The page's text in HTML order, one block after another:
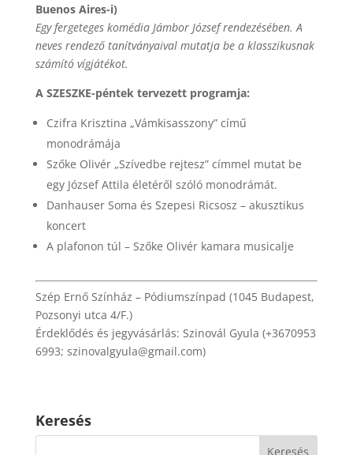
Buenos Aires-i)
Egy fergeteges komédia Jámbor József rendezésében. A
neves rendező tanítványaival mutatja be a klasszikusnak
számító vígjátékot.
A SZESZKE-péntek tervezett programja:
Czifra Krisztina „Vámkisasszony” című
monodrámája
Szőke Olivér „Szívedbe rejtesz” címmel mutat be
egy József Attila életéről szóló monodrámát.
Danhauser Soma és Szepesi Ricsosz – akusztikus
koncert
A plafonon túl – Szőke Olivér kamara musicalje
Szép Ernő Színház – Pódiumszínpad (1045 Budapest,
Pozsonyi utca 4/F.)
Érdeklődés és jegyvásárlás: Szinovál Gyula (+3670953
6993; szinovalgyula@gmail.com)
Keresés